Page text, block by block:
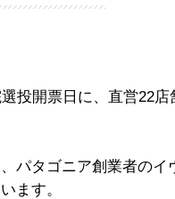
投開票日に、直営22
パタゴニア創業者のイ
ます。